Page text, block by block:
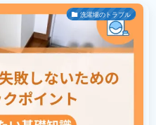
洗濯場のトラブル